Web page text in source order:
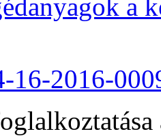
a
16-2016-